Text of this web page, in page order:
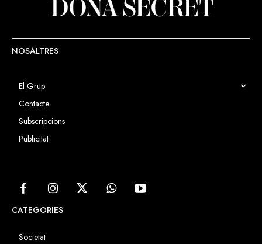
NOSALTRES
El Grup
Contacte
Subscripcions
Publicitat
CATEGORIES
Societat